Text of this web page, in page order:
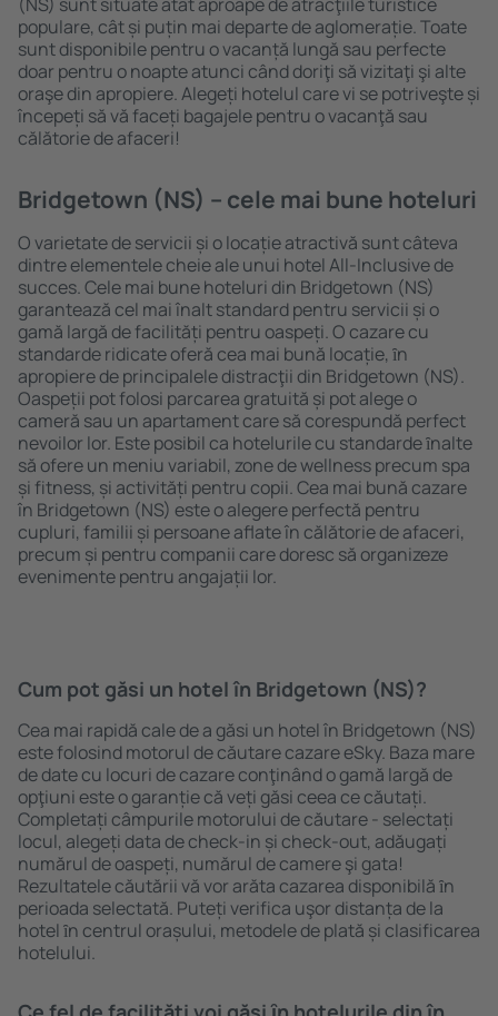
populare, cât și puțin mai departe de aglomerație. Toate
sunt disponibile pentru o vacanță lungă sau perfecte
doar pentru o noapte atunci când doriţi să vizitaţi şi alte
oraşe din apropiere. Alegeți hotelul care vi se potriveşte și
începeți să vă faceți bagajele pentru o vacanţă sau
călătorie de afaceri!
Bridgetown (NS) – cele mai bune hoteluri
O varietate de servicii și o locație atractivă sunt câteva
dintre elementele cheie ale unui hotel All-Inclusive de
succes. Cele mai bune hoteluri din Bridgetown (NS)
garantează cel mai înalt standard pentru servicii și o
gamă largă de facilități pentru oaspeți. O cazare cu
standarde ridicate oferă cea mai bună locație, ȋn
apropiere de principalele distracţii din Bridgetown (NS).
Oaspeții pot folosi parcarea gratuită și pot alege o
cameră sau un apartament care să corespundă perfect
nevoilor lor. Este posibil ca hotelurile cu standarde ȋnalte
să ofere un meniu variabil, zone de wellness precum spa
și fitness, și activități pentru copii. Cea mai bună cazare
în Bridgetown (NS) este o alegere perfectă pentru
cupluri, familii și persoane aflate în călătorie de afaceri,
precum și pentru companii care doresc să organizeze
evenimente pentru angajații lor.
Cum pot găsi un hotel în Bridgetown (NS)?
Cea mai rapidă cale de a găsi un hotel în Bridgetown (NS)
este folosind motorul de căutare cazare eSky. Baza mare
de date cu locuri de cazare conţinând o gamă largă de
opţiuni este o garanție că veți găsi ceea ce căutați.
Completați câmpurile motorului de căutare - selectați
locul, alegeți data de check-in și check-out, adăugați
numărul de oaspeți, numărul de camere şi gata!
Rezultatele căutării vă vor arăta cazarea disponibilă ȋn
perioada selectată. Puteți verifica uşor distanța de la
hotel ȋn centrul orașului, metodele de plată și clasificarea
hotelului.